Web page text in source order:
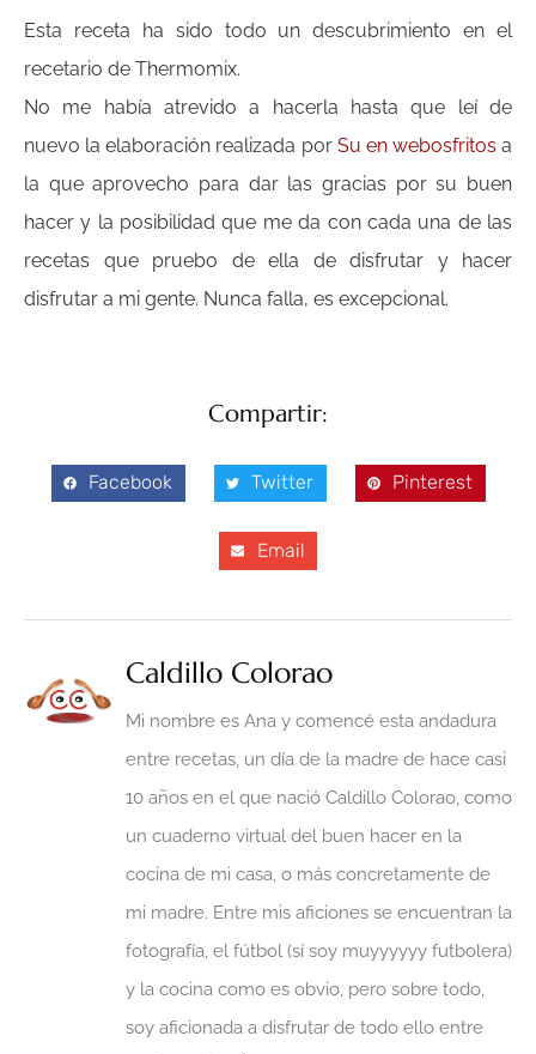
Esta receta ha sido todo un descubrimiento en el
recetario de Thermomix.
No me había atrevido a hacerla hasta que leí de
nuevo la elaboración realizada por Su en webosfritos a
la que aprovecho para dar las gracias por su buen
hacer y la posibilidad que me da con cada una de las
recetas que pruebo de ella de disfrutar y hacer
disfrutar a mi gente. Nunca falla, es excepcional.
Compartir:
Facebook Twitter Pinterest
Email
Caldillo Colorao
Mi nombre es Ana y comencé esta andadura
entre recetas, un día de la madre de hace casi
10 años en el que nació Caldillo Colorao, como
un cuaderno virtual del buen hacer en la
cocina de mi casa, o más concretamente de
mi madre. Entre mis aficiones se encuentran la
fotografía, el fútbol (sí soy muyyyyyy futbolera)
y la cocina como es obvio, pero sobre todo,
soy aficionada a disfrutar de todo ello entre